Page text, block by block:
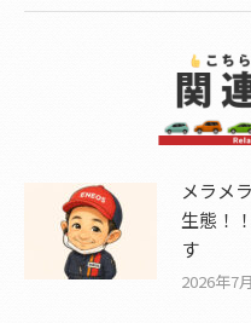
メラメ
生態！
す
2026年7